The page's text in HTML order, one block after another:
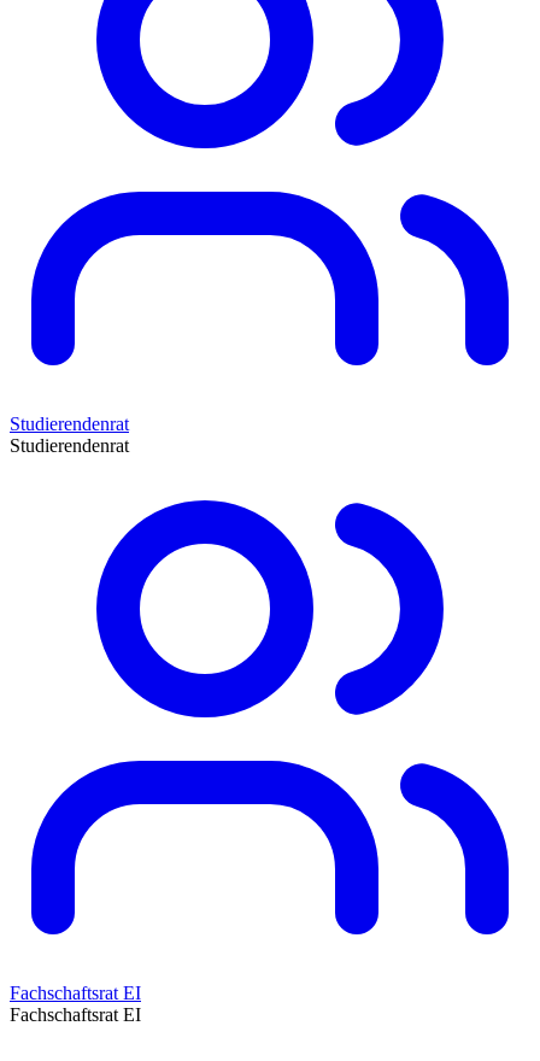
Studierendenrat
Studierendenrat
Fachschaftsrat EI
Fachschaftsrat EI